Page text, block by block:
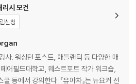
리시 모건
신청
사. 워싱턴 포스트, 애틀랜틱 등 다양한 매
어필드대학교, 웨스트포트 작가 워크숍,
등에서 강의한다. 『유아차』는 뉴요커 선